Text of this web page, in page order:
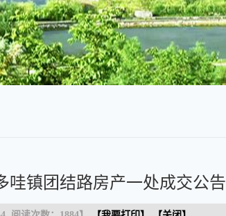
哇镇团结路房产一处成交公告